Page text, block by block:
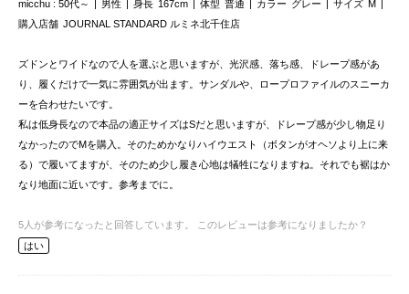
micchu 50代～ 男性 身長 167cm 体型 普通 カラー グレー サイズ M
購入店舗 JOURNAL STANDARD ルミネ北千住店
ズドンとワイドなので人を選ぶと思いますが、光沢感、落ち感、ドレープ感があ
り、履くだけで一気に雰囲気が出ます。サンダルや、ロープロファイルのスニーカ
ーを合わせたいです。
私は低身長なので本品の適正サイズはSだと思いますが、ドレープ感が少し物足り
なかったのでMを購入。そのためかなりハイウエスト（ボタンがオヘソより上に来
る）で履いてますが、そのため少し履き心地は犠牲になりますね。それでも裾はか
なり地面に近いです。参考までに。
5 人が参考になったと回答しています。
このレビューは参考になりましたか？
はい